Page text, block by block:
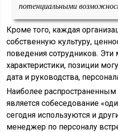
потенциальными
Кроме того, каж­дая
собственную культуру,
поведения сотрудников. Эти
характеристики, позиции
дата и руководства,
Наиболее
являет­ся собеседование
сегодня используют­ся и
менеджер по персоналу